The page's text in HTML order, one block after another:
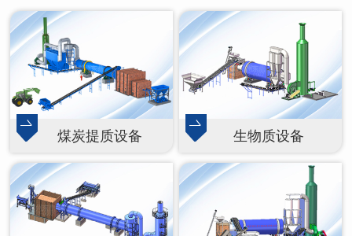
煤炭提质设备 生物质设备